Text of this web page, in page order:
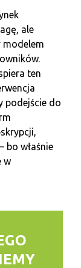
ale
modelem
ten
podejście do
bo właśnie
w